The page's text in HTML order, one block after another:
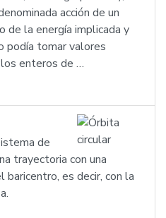
acción de un
de la energía implicada y
podía tomar valores
enteros de …
de
trayectoria con una
es decir, con la